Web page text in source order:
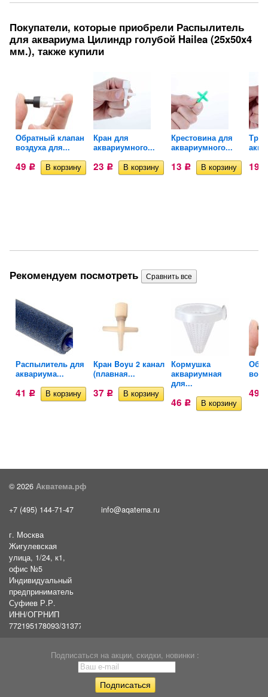
Покупатели, которые приобрели Распылитель
для аквариума Цилиндр голубой Hailea (25x50x4
мм.), также купили
Обратный клапан
воздуха для...
49 Р
Кран для
аквариумного...
23 Р
Крестовина для
аквариумного...
13 Р 19
Рекомендуем посмотреть
Распылитель для
аквариума...
41 Р
Кран Boyu 2 канал
(плавная...
37 Р
Кормушка
аквариумная
для...
46 Р
49
© 2026 Акватема.рф
+7 (495) 144-71-47 info@aqatema.ru
г. Москва
Жигулевская
улица, 1/24, к1,
офис №5
Индивидуальный
предприниматель
Суфиев Р.Р.
ИНН/ОГРНИП
772195178093/31377461610054
Подписаться на акции, скидки, новинки :